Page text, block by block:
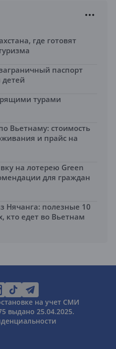
где готовят
паспорт
детей
турами
Вьетнаму: стоимость
и прайс на
на лотерею Green
для граждан
Нячанга: полезные 10
кто едет во Вьетнам
на учет СМИ
выдано 25.04.2025.